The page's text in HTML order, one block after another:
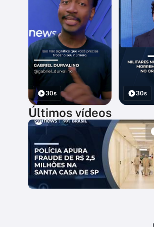
30s 30s
Últimos vídeos